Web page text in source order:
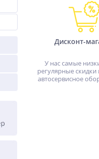
Дисконт-
У нас самые
регулярные скидки
автосервисное